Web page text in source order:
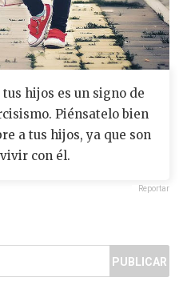
hijos es un signo de
Piénsatelo bien
a tus hijos, ya que son
con él.
Reportar
PUBLICAR